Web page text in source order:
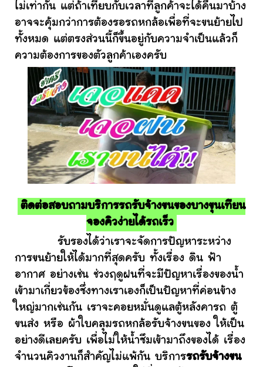
ไม่เท่ากัน แต่ถ้าเทียบกับเวลาที่ลูกค้าจะได้คืนมาบ้าง
อาจจะคุ้มกว่าการต้องรอรถหกล้อเพื่อที่จะขนย้ายไป
ทั้งหมด แต่ตรงส่วนนี้ก็ขึ้นอยู่กับความจำเป็นแล้วก็
ความต้องการของตัวลูกค้าเองครับ
ติดต่อสอบถามบริการรถรับจ้างขนของบางขุนเทียน
จองคิวง่ายได้รถเร็ว
รับรองได้ว่าเราจะจัดการปัญหาระหว่าง
การขนย้ายให้ได้มากที่สุดครับ ทั้งเรื่อง ดิน ฟ้า
อากาศ อย่างเช่น ช่วงฤดูฝนที่จะมีปัญหาเรื่องของน้ำ
เข้ามาเกี่ยวข้องซึ่งทางเราเองก็เป็นปัญหาที่ค่อนข้าง
ใหญ่มากเช่นกัน เราจะคอยหมั่นดูแลตู้หลังคารถ ตู้
ขนส่ง หรือ ผ้าใบคลุมรถหกล้อรับจ้างขนของ ให้เป็น
อย่างดีเลยครับ เพื่อไม่ให้น้ำซึมเข้ามาถึงของได้ เรื่อง
จำนวนคิวงานก็สำคัญไม่แพ้กัน บริการรถรับจ้างขน